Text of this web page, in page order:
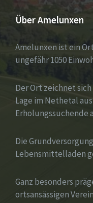
Über Amelunxen
Amelunxen ist ein
ungefähr 1050
Der Ort zeichnet
Lage im Nethetal
Erholungssuchende
Die
Lebensmittelladen
Ganz besonders
ortsansässigen